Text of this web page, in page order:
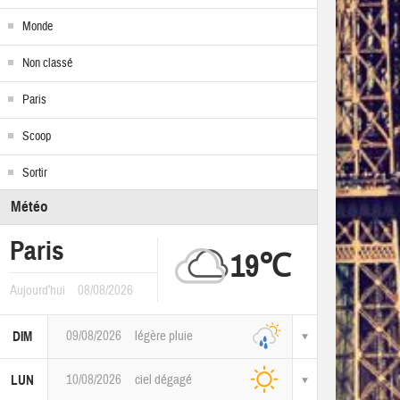
Monde
Non classé
Paris
Scoop
Sortir
Météo
Paris
Aujourd'hui 08/08/2026
19℃
DIM 09/08/2026 légère pluie
LUN 10/08/2026 ciel dégagé